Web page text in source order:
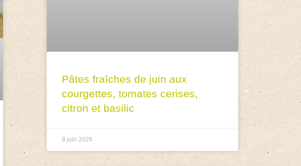
Pâtes fraîches de juin aux
courgettes, tomates cerises,
citron et basilic
8 juin 2026